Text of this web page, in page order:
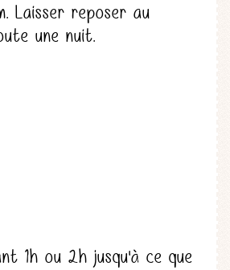
Laisser reposer au
une nuit.
1h ou 2h jusqu'à ce que